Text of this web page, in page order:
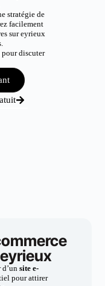
stratégie de
facilement
sur eyrieux
pour discuter
d’unsite e-
pour attirer